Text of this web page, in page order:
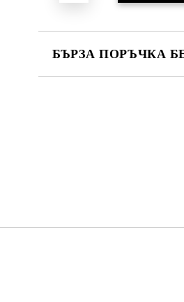
БЪРЗА ПОРЪЧКА